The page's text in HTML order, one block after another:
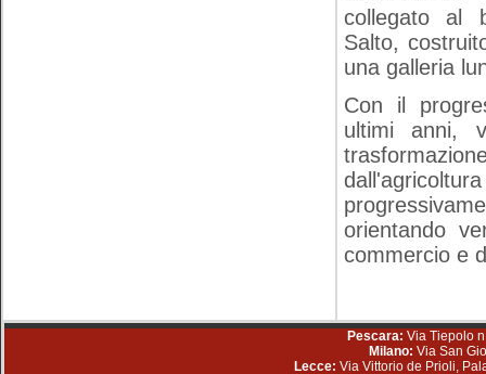
collegato al
Salto,
una galleria
Con il
ultimi anni,
orientando
commercio e
Pescara: Via Tiepolo
Milano: Via San
Lecce: Via Vittorio de Prioli,